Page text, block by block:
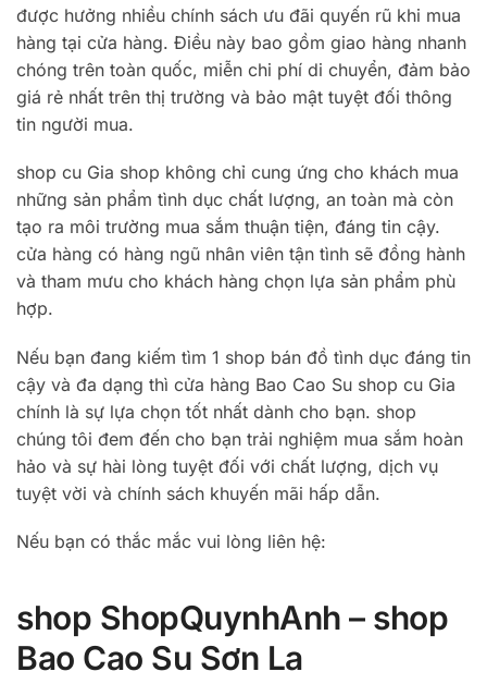
được hưởng nhiều chính sách ưu đãi quyến rũ khi mua
hàng tại cửa hàng. Điều này bao gồm giao hàng nhanh
chóng trên toàn quốc, miễn chi phí di chuyển, đảm bảo
giá rẻ nhất trên thị trường và bảo mật tuyệt đối thông
tin người mua.
shop cu Gia shop không chỉ cung ứng cho khách mua
những sản phẩm tình dục chất lượng, an toàn mà còn
tạo ra môi trường mua sắm thuận tiện, đáng tin cậy.
cửa hàng có hàng ngũ nhân viên tận tình sẽ đồng hành
và tham mưu cho khách hàng chọn lựa sản phẩm phù
hợp.
Nếu bạn đang kiếm tìm 1 shop bán đồ tình dục đáng tin
cậy và đa dạng thì cửa hàng Bao Cao Su shop cu Gia
chính là sự lựa chọn tốt nhất dành cho bạn. shop
chúng tôi đem đến cho bạn trải nghiệm mua sắm hoàn
hảo và sự hài lòng tuyệt đối với chất lượng, dịch vụ
tuyệt vời và chính sách khuyến mãi hấp dẫn.
Nếu bạn có thắc mắc vui lòng liên hệ:
shop ShopQuynhAnh – shop
Bao Cao Su Sơn La